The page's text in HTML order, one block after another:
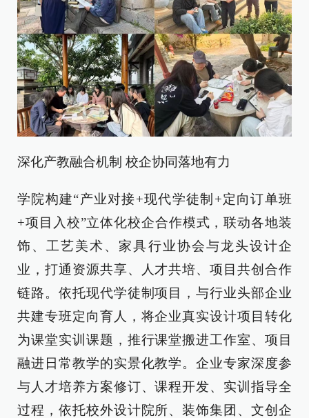
深化产教融合机制 校企协同落地有力
学院构建“产业对接+现代学徒制+定向订单班
+项目入校”立体化校企合作模式，联动各地装
饰、工艺美术、家具行业协会与龙头设计企
业，打通资源共享、人才共培、项目共创合作
链路。依托现代学徒制项目，与行业头部企业
共建专班定向育人，将企业真实设计项目转化
为课堂实训课题，推行课堂搬进工作室、项目
融进日常教学的实景化教学。企业专家深度参
与人才培养方案修订、课程开发、实训指导全
过程，依托校外设计院所、装饰集团、文创企